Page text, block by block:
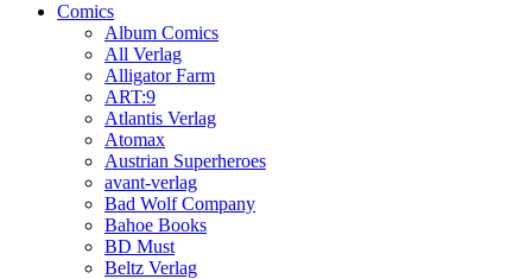
Comics
Album Comics
All Verlag
Alligator Farm
ART:9
Atlantis Verlag
Atomax
Austrian Superheroes
avant-verlag
Bad Wolf Company
Bahoe Books
BD Must
Beltz Verlag